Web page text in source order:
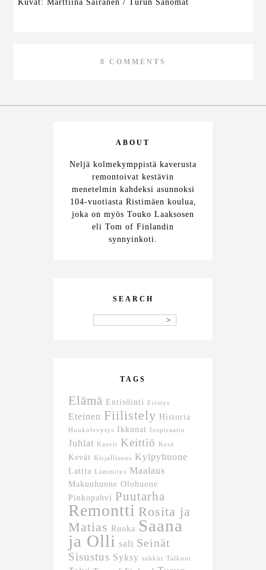
Kuvat: Marttiina Sairanen / Turun Sanomat
8 COMMENTS
ABOUT
Neljä kolmekymppistä kaverusta
remontoivat kestävin
menetelmin kahdeksi asunnoksi
104-vuotiasta Ristimäen koulua,
joka on myös Touko Laaksosen
eli Tom of Finlandin
synnyinkoti.
SEARCH
TAGS
Elämä Entisöinti Eristys
Eteinen Fiilistely Historia
Huokolevytys Ikkunat Inspiraatio
Juhlat Kasvit Keittiö Kesä
Kevät Kirjallisuus Kylpyhuone
Lattia Lämmitys Maalaus
Makuuhuone Olohuone
Pinkopahvi Puutarha
Remontti Rosita ja
Matias Ruoka Saana
ja Olli sali Seinät
Sisustus Syksy sähköt Talkoot